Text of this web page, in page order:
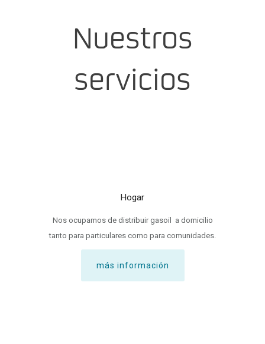
Nuestros
servicios
Hogar
Nos ocupamos de distribuir gasoil a domicilio
tanto para particulares como para comunidades.
más información